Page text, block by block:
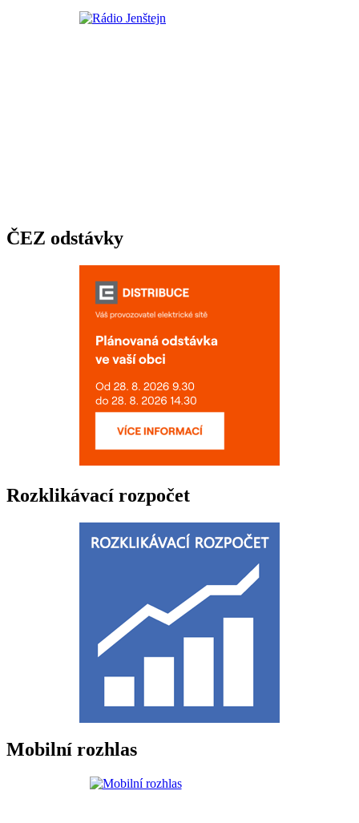
ČEZ odstávky
Rozklikávací rozpočet
Mobilní rozhlas